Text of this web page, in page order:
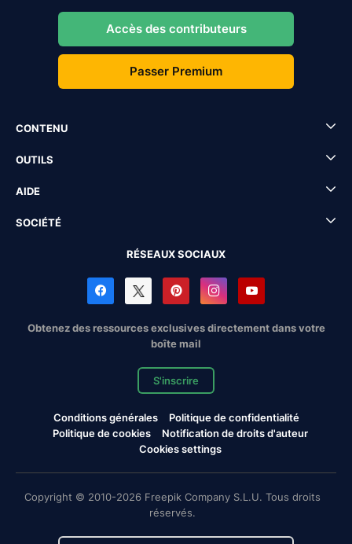
Accès des contributeurs
Passer Premium
CONTENU
OUTILS
AIDE
SOCIÉTÉ
RÉSEAUX SOCIAUX
Obtenez des ressources exclusives directement dans votre
boîte mail
S'inscrire
Conditions générales
Politique de confidentialité
Politique de cookies
Notification de droits d'auteur
Cookies settings
Copyright © 2010-2026 Freepik Company S.L.U. Tous droits
réservés.